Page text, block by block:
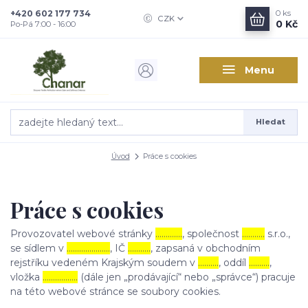
Menu
CZK
Hledat
+420 602 177 734
Po-Pá 7:00 - 16:00
0 ks
0 Kč
Úvod Práce s cookies
Práce s cookies
Provozovatel webové stránky …………., společnost ……….. s.r.o.,
se sídlem v …………………, IČ ……….., zapsaná v obchodním
rejstříku vedeném Krajským soudem v ………., oddíl ……….,
vložka …………….. (dále jen „prodávající“ nebo „správce“) pracuje
na této webové stránce se soubory cookies.